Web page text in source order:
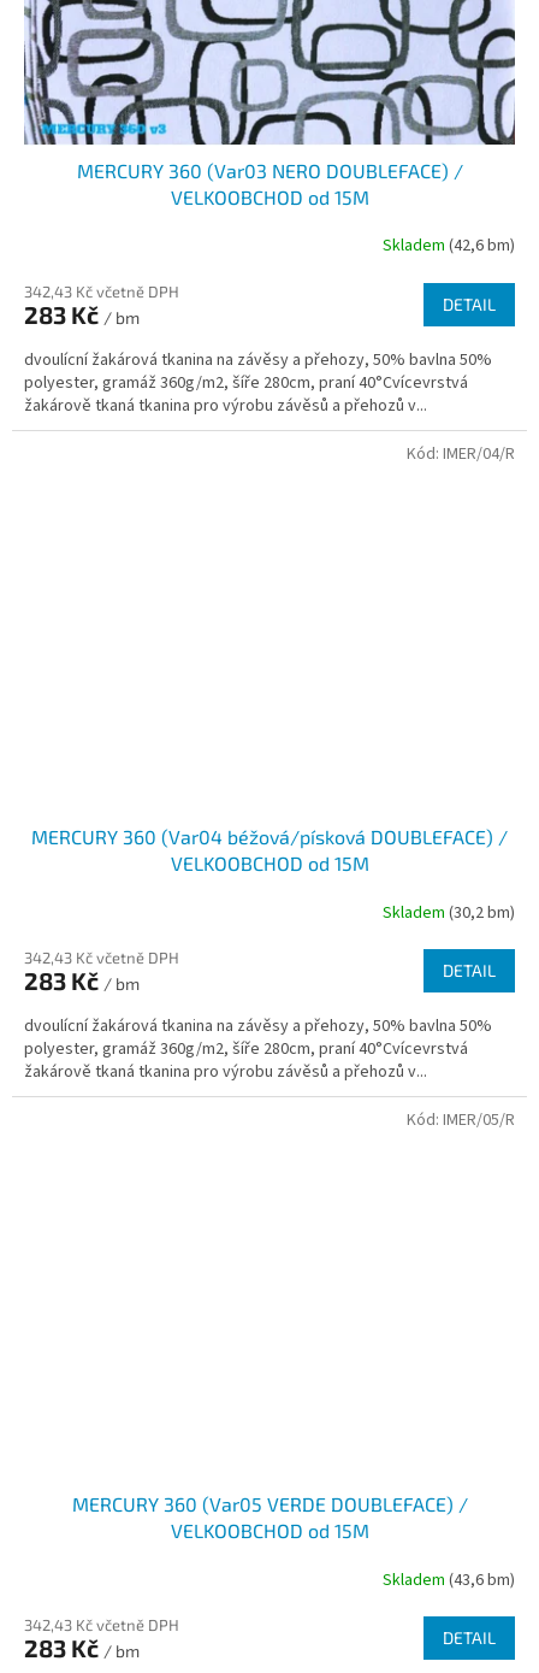
MERCURY 360 (Var03 NERO DOUBLEFACE) /
VELKOOBCHOD od 15M
Skladem (42,6 bm)
342,43 Kč včetně DPH
283 Kč / bm
DETAIL
dvoulícní žakárová tkanina na závěsy a přehozy, 50% bavlna 50%
polyester, gramáž 360g/m2, šíře 280cm, praní 40°Cvícevrstvá
žakárově tkaná tkanina pro výrobu závěsů a přehozů v...
MERCURY 360 (Var04 béžová/písková DOUBLEFACE) /
VELKOOBCHOD od 15M
Skladem (30,2 bm)
342,43 Kč včetně DPH
283 Kč / bm
DETAIL
dvoulícní žakárová tkanina na závěsy a přehozy, 50% bavlna 50%
polyester, gramáž 360g/m2, šíře 280cm, praní 40°Cvícevrstvá
žakárově tkaná tkanina pro výrobu závěsů a přehozů v...
Kód: IMER/04/R
MERCURY 360 (Var05 VERDE DOUBLEFACE) /
VELKOOBCHOD od 15M
Skladem (43,6 bm)
342,43 Kč včetně DPH
283 Kč / bm
DETAIL
Kód: IMER/05/R